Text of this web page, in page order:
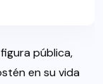
pública,
en su vida